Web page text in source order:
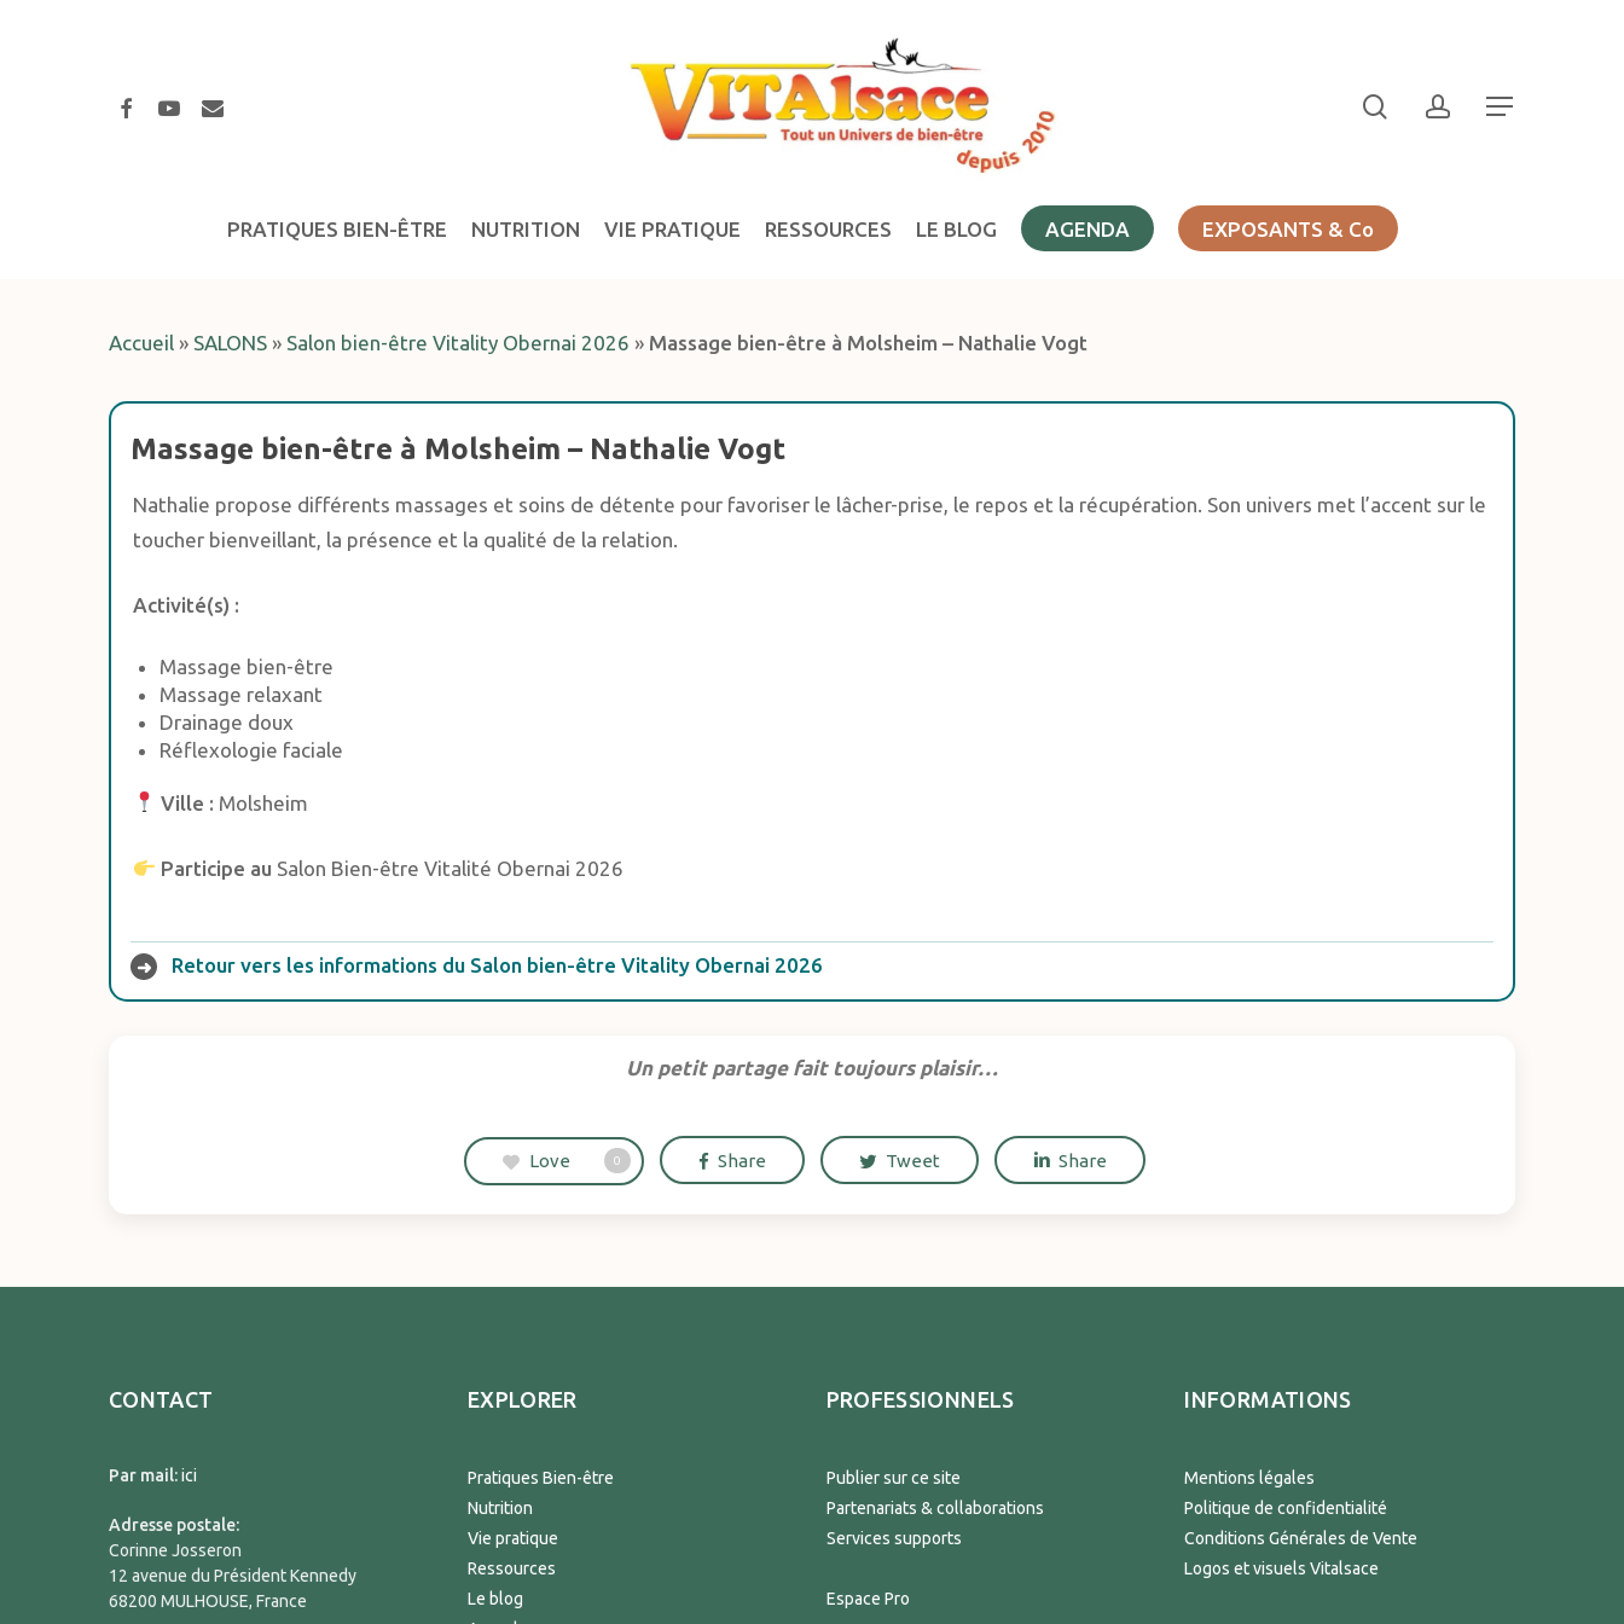
Hit enter to search or ESC to close
facebookyoutube
email Menu
PRATIQUES BIEN-ÊTRE NUTRITION VIE PRATIQUE RESSOURCES LE BLOG AGENDA EXPOSANTS & Co
Accueil » SALONS » Salon bien-être Vitality Obernai 2026 » Massage bien-être à Molsheim – Nathalie Vogt
Massage bien-être à Molsheim – Nathalie Vogt
Nathalie propose différents massages et soins de détente pour favoriser le lâcher-prise, le repos et la récupération. Son univers met l’accent sur le
toucher bienveillant, la présence et la qualité de la relation.
Activité(s) :
Massage bien-être
Massage relaxant
Drainage doux
Réflexologie faciale
Ville : Molsheim
Participe au Salon Bien-être Vitalité Obernai 2026
➜ Retour vers les informations du Salon bien-être Vitality Obernai 2026
Un petit partage fait toujours plaisir…
Love 0 Share Tweet Share
CONTACT
Par mail:ici
Adresse postale:
Corinne Josseron
12 avenue du Président Kennedy
68200 MULHOUSE, France
EXPLORER
Pratiques Bien-être
Nutrition
Vie pratique
Ressources
Le blog
PROFESSIONNELS
Publier sur ce site
Partenariats & collaborations
Services supports
Espace Pro
INFORMATIONS
Mentions légales
Politique de confidentialité
Conditions Générales de Vente
Logos et visuels Vitalsace